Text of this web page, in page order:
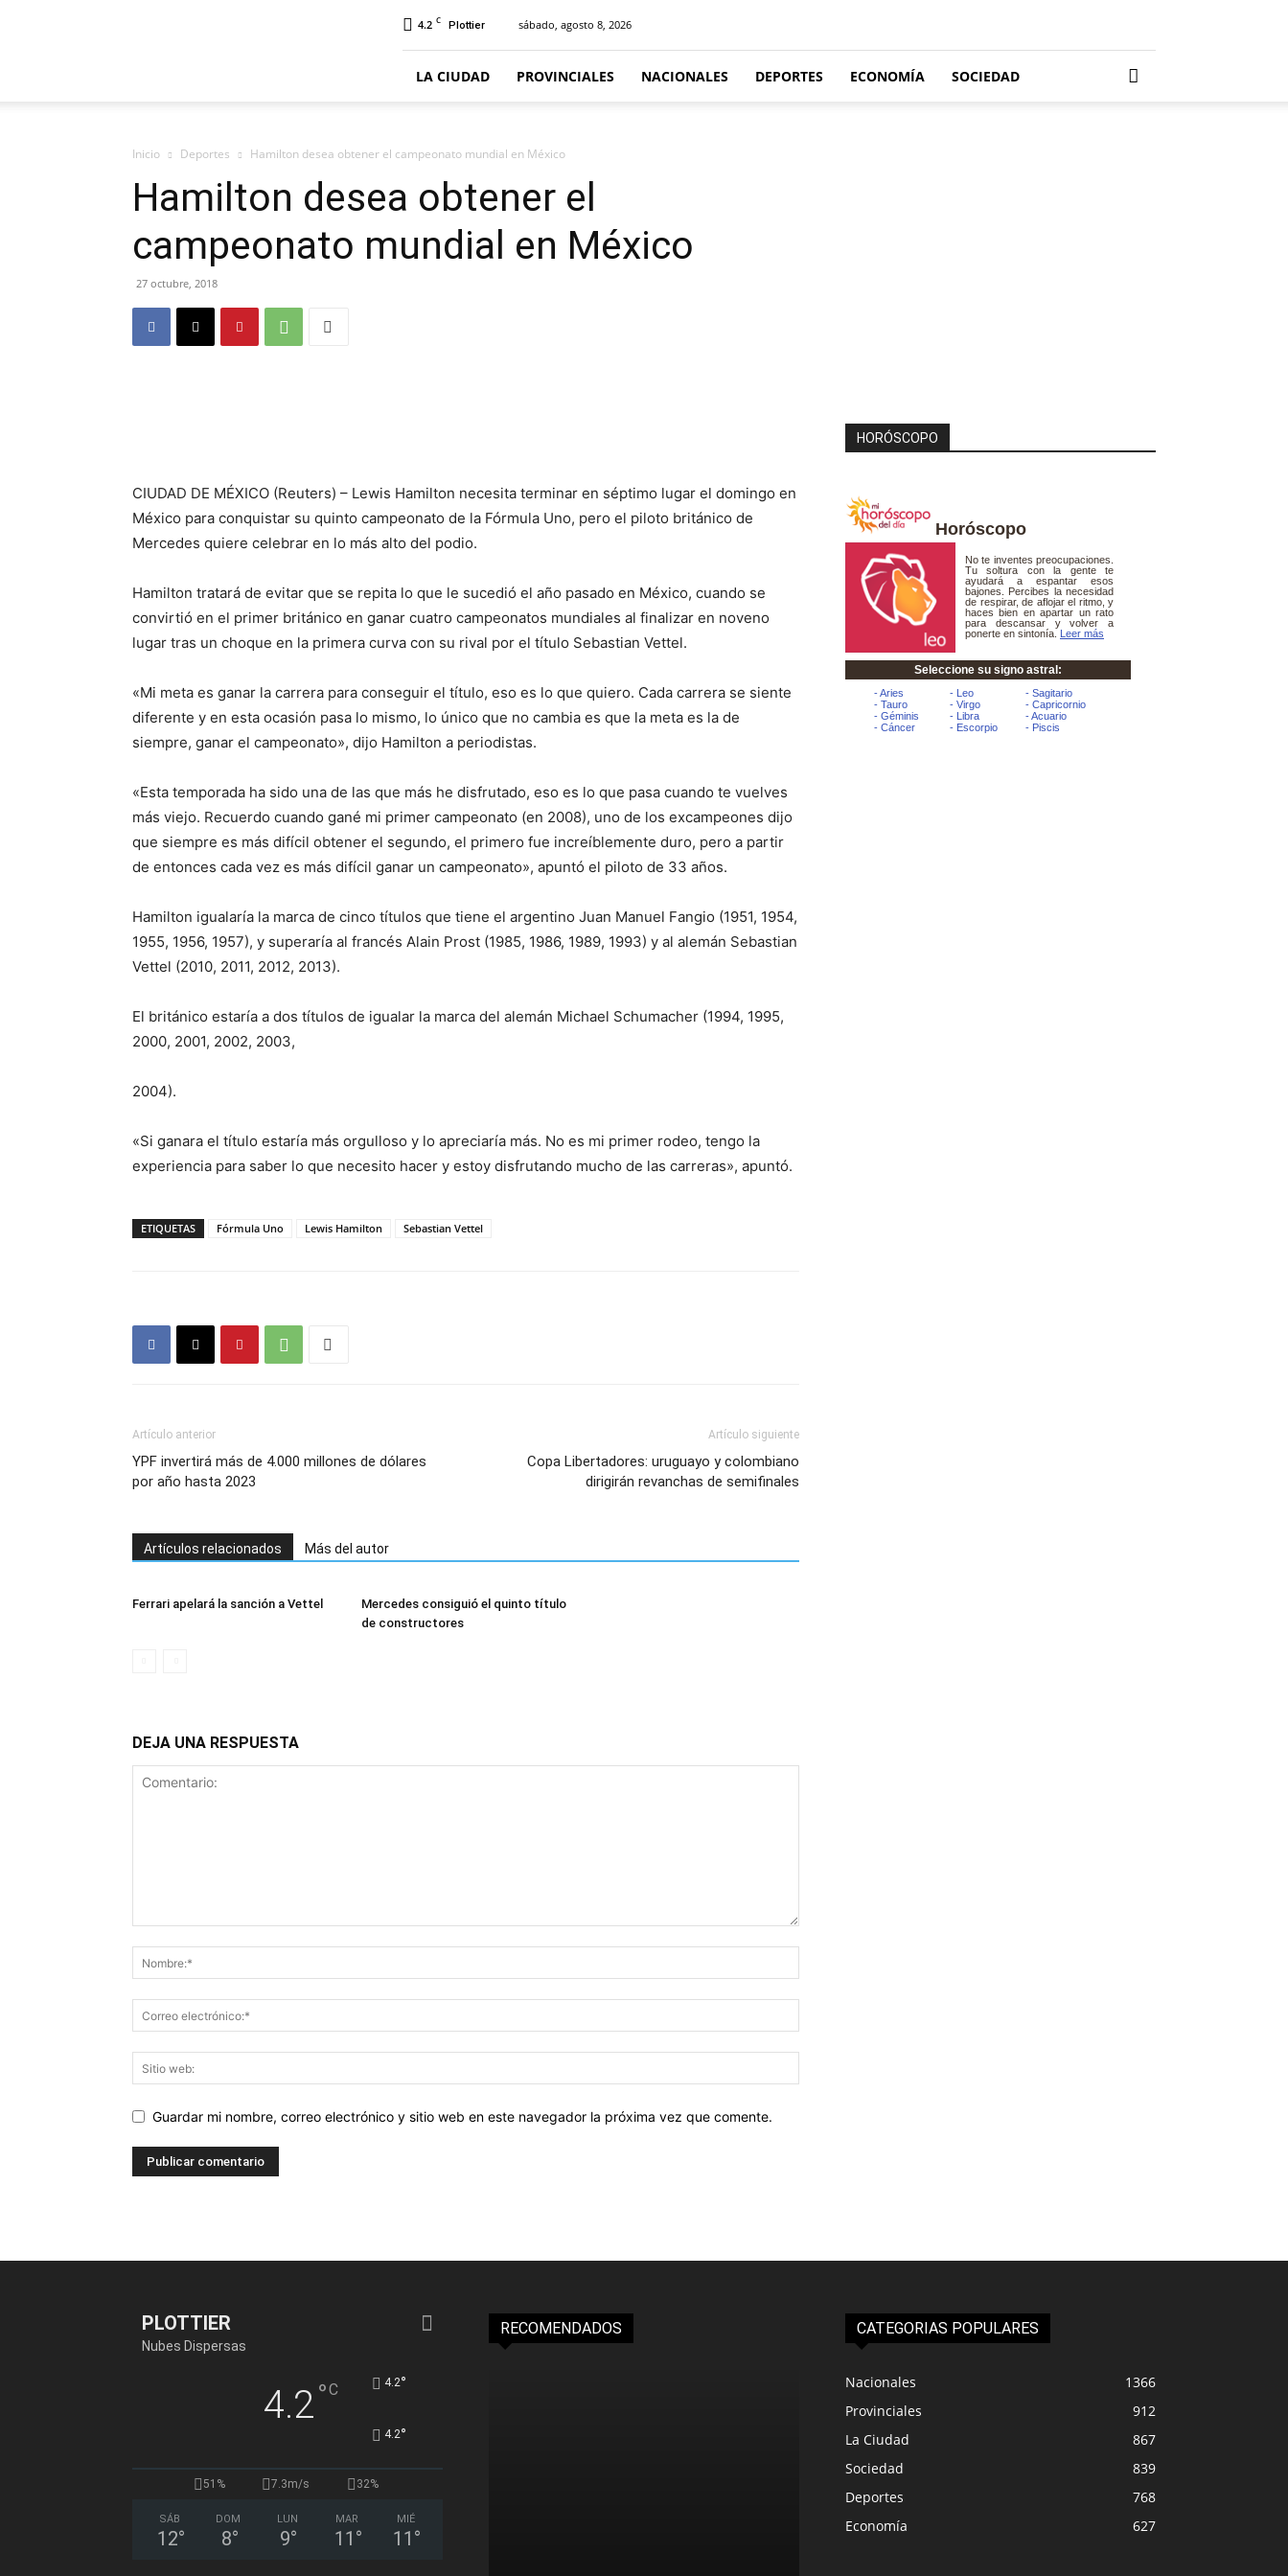
4.2 C Plottier sábado, agosto 8, 2026
LA CIUDAD PROVINCIALES NACIONALES DEPORTES ECONOMÍA SOCIEDAD
Inicio Deportes Hamilton desea obtener el campeonato mundial en México
Hamilton desea obtener el
campeonato mundial en México
27 octubre, 2018
CIUDAD DE MÉXICO (Reuters) – Lewis Hamilton necesita terminar en séptimo lugar el domingo en
México para conquistar su quinto campeonato de la Fórmula Uno, pero el piloto británico de
Mercedes quiere celebrar en lo más alto del podio.
Hamilton tratará de evitar que se repita lo que le sucedió el año pasado en México, cuando se
convirtió en el primer británico en ganar cuatro campeonatos mundiales al finalizar en noveno
lugar tras un choque en la primera curva con su rival por el título Sebastian Vettel.
«Mi meta es ganar la carrera para conseguir el título, eso es lo que quiero. Cada carrera se siente
diferente y en esta ocasión pasa lo mismo, lo único que no cambia es que la meta es la de
siempre, ganar el campeonato», dijo Hamilton a periodistas.
«Esta temporada ha sido una de las que más he disfrutado, eso es lo que pasa cuando te vuelves
más viejo. Recuerdo cuando gané mi primer campeonato (en 2008), uno de los excampeones dijo
que siempre es más difícil obtener el segundo, el primero fue increíblemente duro, pero a partir
de entonces cada vez es más difícil ganar un campeonato», apuntó el piloto de 33 años.
Hamilton igualaría la marca de cinco títulos que tiene el argentino Juan Manuel Fangio (1951, 1954,
1955, 1956, 1957), y superaría al francés Alain Prost (1985, 1986, 1989, 1993) y al alemán Sebastian
Vettel (2010, 2011, 2012, 2013).
El británico estaría a dos títulos de igualar la marca del alemán Michael Schumacher (1994, 1995,
2000, 2001, 2002, 2003,
2004).
«Si ganara el título estaría más orgulloso y lo apreciaría más. No es mi primer rodeo, tengo la
experiencia para saber lo que necesito hacer y ​​estoy disfrutando mucho de las carreras», apuntó.
ETIQUETAS Fórmula Uno Lewis Hamilton Sebastian Vettel
Artículo anterior
YPF invertirá más de 4.000 millones de dólares
por año hasta 2023
Artículo siguiente
Copa Libertadores: uruguayo y colombiano
dirigirán revanchas de semifinales
Artículos relacionados Más del autor
Ferrari apelará la sanción a Vettel
Mercedes consiguió el quinto título
de constructores
DEJA UNA RESPUESTA
Guardar mi nombre, correo electrónico y sitio web en este navegador la próxima vez que comente.
HORÓSCOPO
Horóscopo
PLOTTIER
Nubes Dispersas
4.2°C 4.2°
4.2°
51% 7.3m/s 32%
SÁB
12°
DOM
8°
LUN
9°
MAR
11 °
MIÉ
11 °
RECOMENDADOS CATEGORIAS POPULARES
Nacionales
1366
Provinciales
912
La Ciudad
867
Sociedad
839
Deportes
768
Economía
627